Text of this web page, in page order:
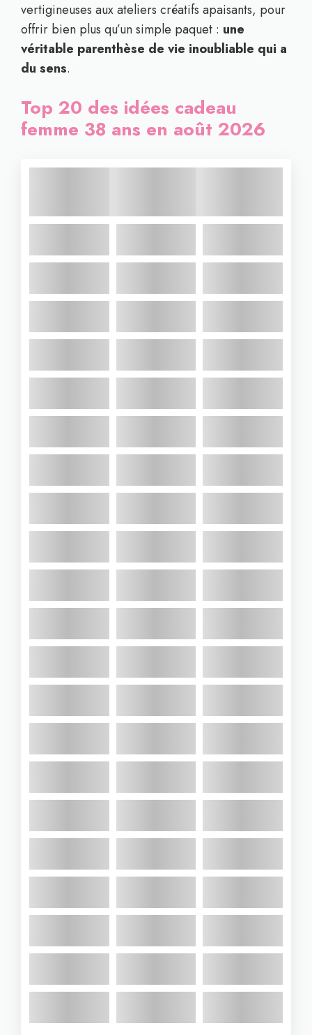
vertigineuses aux ateliers créatifs apaisants, pour
offrir bien plus qu’un simple paquet : une
véritable parenthèse de vie inoubliable qui a
du sens.
Top 20 des idées cadeau
femme 38 ans en août 2026